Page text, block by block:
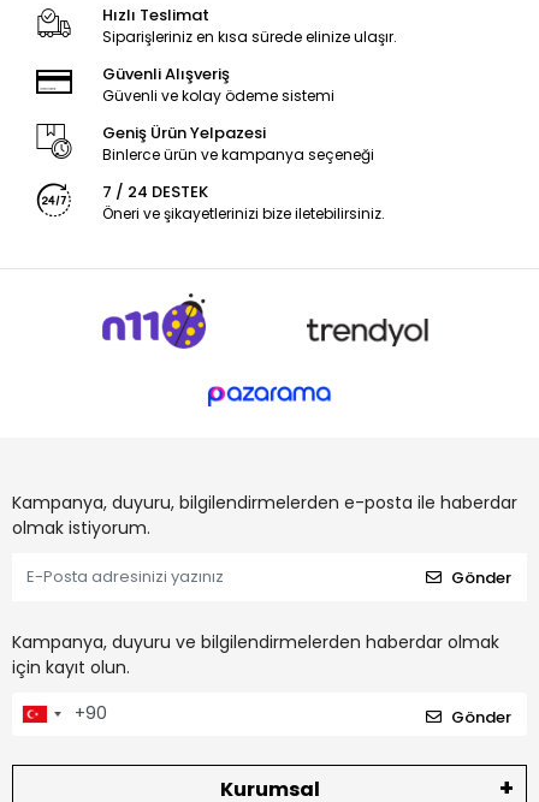
Hızlı Teslimat
Siparişleriniz en kısa sürede elinize ulaşır.
Güvenli Alışveriş
Güvenli ve kolay ödeme sistemi
Geniş Ürün Yelpazesi
Binlerce ürün ve kampanya seçeneği
7 / 24 DESTEK
Öneri ve şikayetlerinizi bize iletebilirsiniz.
Kampanya, duyuru, bilgilendirmelerden e-posta ile haberdar
olmak istiyorum.
Gönder
Kampanya, duyuru ve bilgilendirmelerden haberdar olmak
için kayıt olun.
Gönder
Kurumsal